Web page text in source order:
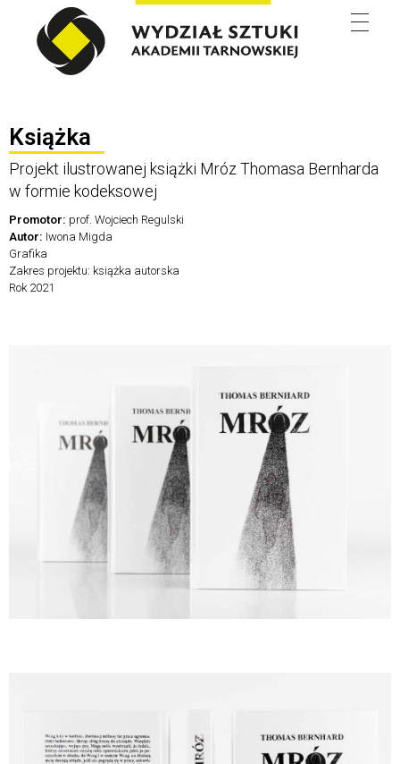
Książka
Projekt ilustrowanej książki Mróz Thomasa Bernharda
w formie kodeksowej
Promotor: prof. Wojciech Regulski
Autor: Iwona Migda
Grafika
Zakres projektu: książka autorska
Rok 2021